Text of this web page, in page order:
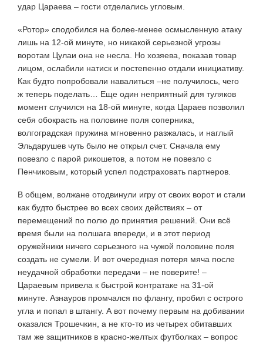
удар Цараева – гости отделались угловым.
«Ротор» сподобился на более-менее осмысленную атаку
лишь на 12-ой минуте, но никакой серьезной угрозы
воротам Цулаи она не несла. Но хозяева, показав товар
лицом, ослабили натиск и постепенно отдали инициативу.
Как будто попробовали навалиться –не получилось, чего
ж теперь поделать… Еще один неприятный для туляков
момент случился на 18-ой минуте, когда Цараев позволил
себя обокрасть на половине поля соперника,
волгоградская пружина мгновенно разжалась, и наглый
Эльдарушев чуть было не открыл счет. Сначала ему
повезло с парой рикошетов, а потом не повезло с
Пенчиковым, который успел подстраховать партнеров.
В общем, волжане отодвинули игру от своих ворот и стали
как будто быстрее во всех своих действиях – от
перемещений по полю до принятия решений. Они всё
время были на полшага впереди, и в этот период
оружейники ничего серьезного на чужой половине поля
создать не сумели. И вот очередная потеря мяча после
неудачной обработки передачи – не поверите! –
Цараевым привела к быстрой контратаке на 31-ой
минуте. Азнауров промчался по флангу, пробил с острого
угла и попал в штангу. А вот почему первым на добивании
оказался Трошечкин, а не кто-то из четырех обитавших
там же защитников в красно-желтых футболках – вопрос